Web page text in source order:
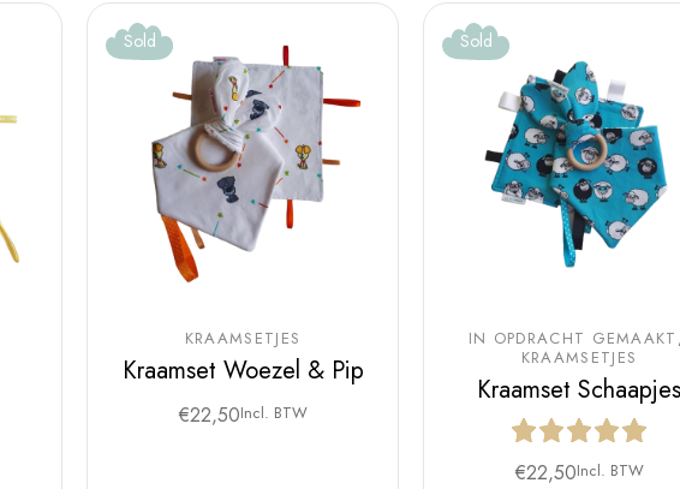
Sold
KRAAMSETJES
Kraamset Woezel & Pip
€22,50Incl. BTW
Sold
IN OPDRACHT GEMAAKT
KRAAMSETJES
Kraamset Schaapjes
€22,50Incl. BTW